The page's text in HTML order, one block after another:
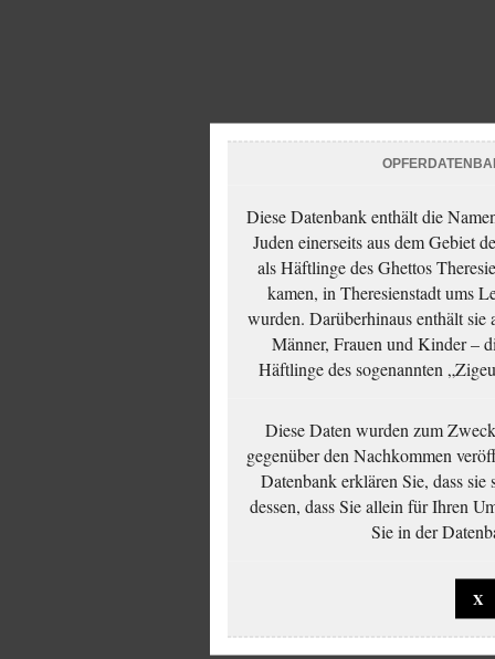
Diese Datenbank enthält die
Juden einerseits aus dem Gebiet
als Häftlinge des Ghettos
kamen, in Theresienstadt ums
wurden. Darüberhinaus enthält
Männer, Frauen und Kinder –
Häftlinge des sogenannten
Diese Daten wurden zum
gegenüber den Nachkommen
Datenbank erklären Sie, dass sie
dessen, dass Sie allein für Ihren
Sie in der
X